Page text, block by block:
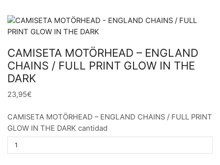
CAMISETA MOTÖRHEAD – ENGLAND
CHAINS / FULL PRINT GLOW IN THE
DARK
23,95€
CAMISETA MOTÖRHEAD – ENGLAND CHAINS / FULL PRINT
GLOW IN THE DARK cantidad